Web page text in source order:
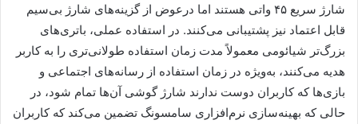
شارژ سریع ۴۵ واتی هستند اما درعوض از گزینه‌های شارژ بی‌سیم
قابل اعتماد نیز پشتیبانی می‌کنند. در استفاده عملی، باتری‌های
بزرگ‌تر شیائومی معمولاً مدت زمان استفاده طولانی‌تری را به کاربر
هدیه می‌کنند، به‌ویژه در زمان استفاده از رسانه‌های اجتماعی و
بازی‌ها که کاربران دوست ندارند شارژ گوشی آن‌ها تمام شود، در
حالی که بهینه‌سازی نرم‌افزاری سامسونگ تضمین می‌کند که کاربران